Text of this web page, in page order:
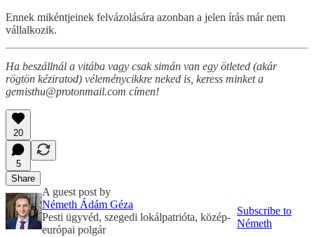
Ennek mikéntjeinek felvázolására azonban a jelen írás már nem
vállalkozik.
Ha beszállnál a vitába vagy csak simán van egy ötleted (akár
rögtön kéziratod) véleménycikkre neked is, keress minket a
gemisthu@protonmail.com címen!
20
5
Share
A guest post by
Németh Ádám Géza
Pesti ügyvéd, szegedi lokálpatrióta, közép-
európai polgár
Subscribe to
Németh